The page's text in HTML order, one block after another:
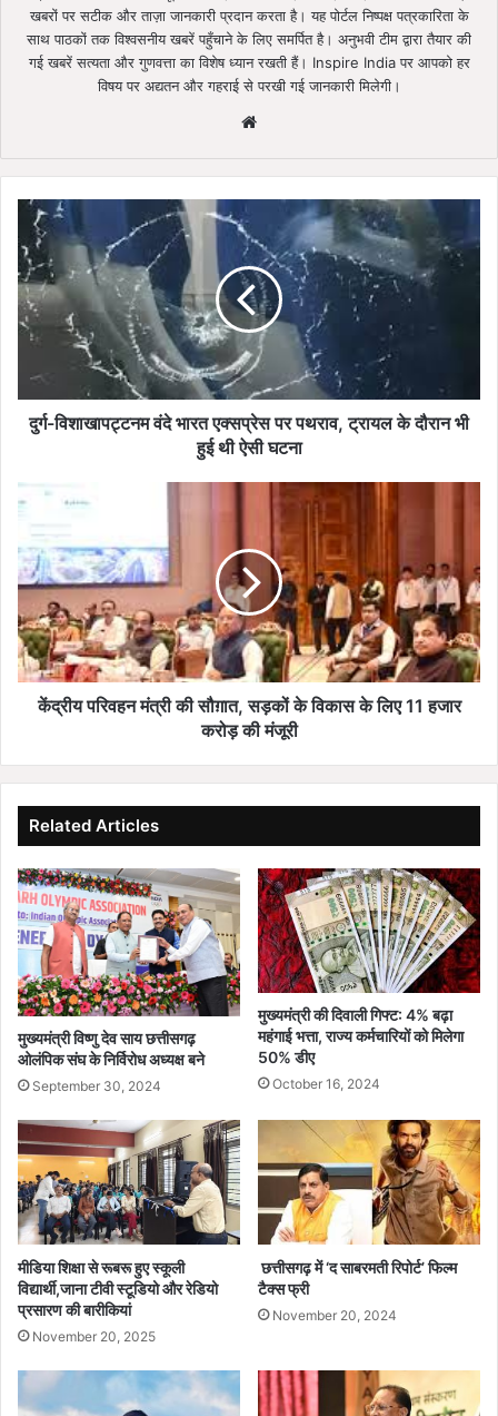
खबरों पर सटीक और ताज़ा जानकारी प्रदान करता है। यह पोर्टल निष्पक्ष पत्रकारिता के
साथ पाठकों तक विश्वसनीय खबरें पहुँचाने के लिए समर्पित है। अनुभवी टीम द्वारा तैयार की
गई खबरें सत्यता और गुणवत्ता का विशेष ध्यान रखती हैं। Inspire India पर आपको हर
विषय पर अद्यतन और गहराई से परखी गई जानकारी मिलेगी।
दुर्ग-
विशाखापट्टनम
वंदे
भारत
एक्सप्रेस
पर
ट्रायल
के
दौरान
थी
ऐसी
घटना
दुर्ग-विशाखापट्टनम वंदे भारत एक्सप्रेस पर पथराव, ट्रायल के दौरान भी
हुई थी ऐसी घटना
केंद्रीय
मंत्री
की
सौग़ात,
सड़कों
के
विकास
के
मंजूरी
केंद्रीय परिवहन मंत्री की सौग़ात, सड़कों के विकास के लिए 11 हजार
करोड़ की मंजूरी
Related Articles
मुख्यमंत्री विष्णु देव साय छत्तीसगढ़
ओलंपिक संघ के निर्विरोध अध्यक्ष बने
September 30, 2024
मुख्यमंत्री की दिवाली गिफ्ट: 4% बढ़ा
महंगाई भत्ता, राज्य कर्मचारियों को मिलेगा
50% डीए
October 16, 2024
मीडिया शिक्षा से रूबरू हुए स्कूली
विद्यार्थी,जाना टीवी स्टूडियो और रेडियो
प्रसारण की बारीकियां
November 20, 2025
छत्तीसगढ़ में ‘द साबरमती रिपोर्ट’ फिल्म
टैक्स फ्री
November 20, 2024